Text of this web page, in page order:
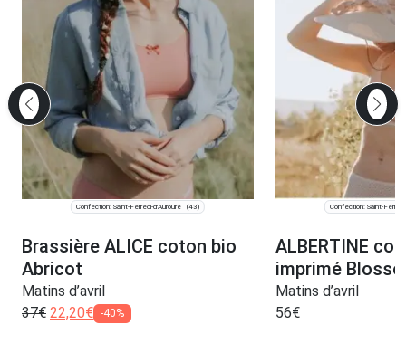
Confection: Saint-Ferréol-d'Auroure (43)
Brassière ALICE coton bio
Abricot
Matins d’avril
37€ 22,20€ -40%
Confection: Saint-
ALBERTINE
imprimé
Matins d’avril
56€